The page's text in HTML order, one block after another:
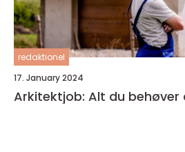
redaktionel
17. January 2024
Arkitektjob: Alt du behøver